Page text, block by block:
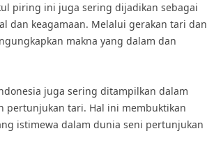
piring ini juga sering dijadikan sebagai
dan keagamaan. Melalui gerakan tari dan
makna yang dalam dan
juga sering ditampilkan dalam
pertunjukan tari. Hal ini membuktikan
istimewa dalam dunia seni pertunjukan